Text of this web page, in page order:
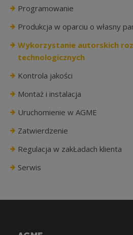
Programowanie
Produkcja w oparciu o własny
Wykorzystanie autorskich
technologicznych
Kontrola jakości
Montaż i instalacja
Uruchomienie w AGME
Zatwierdzenie
Regulacja w zakŁadach klienta
Serwis